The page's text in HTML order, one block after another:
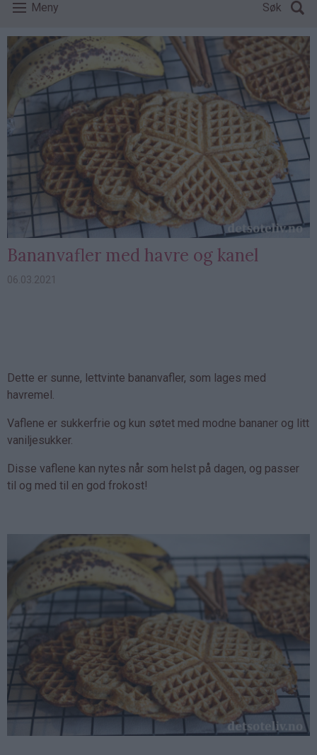
Meny Søk
Bananvafler med havre og kanel
06.03.2021
Dette er sunne, lettvinte bananvafler, som lages med
havremel.
Vaflene er sukkerfrie og kun søtet med modne bananer og litt
vaniljesukker.
Disse vaflene kan nytes når som helst på dagen, og passer
til og med til en god frokost!